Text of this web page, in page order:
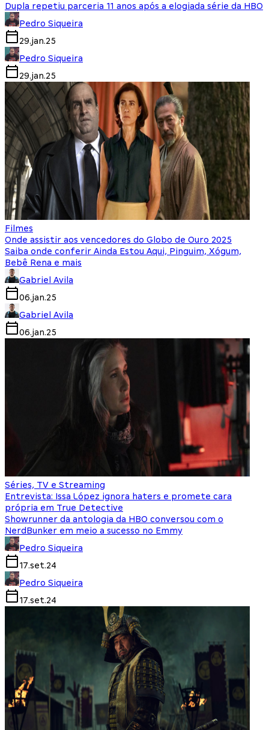
Dupla repetiu parceria 11 anos após a elogiada série da HBO
Pedro Siqueira
29.jan.25
Pedro Siqueira
29.jan.25
Filmes
Onde assistir aos vencedores do Globo de Ouro 2025
Saiba onde conferir Ainda Estou Aqui, Pinguim, Xógum,
Bebê Rena e mais
Gabriel Avila
06.jan.25
Gabriel Avila
06.jan.25
Séries, TV e Streaming
Entrevista: Issa López ignora haters e promete cara
própria em True Detective
Showrunner da antologia da HBO conversou com o
NerdBunker em meio a sucesso no Emmy
Pedro Siqueira
17.set.24
Pedro Siqueira
17.set.24